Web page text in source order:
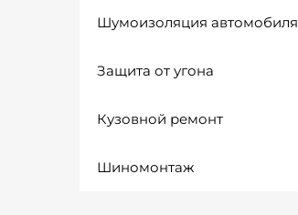
Шумоизоляция автомобиля
Защита от угона
Кузовной ремонт
Шиномонтаж